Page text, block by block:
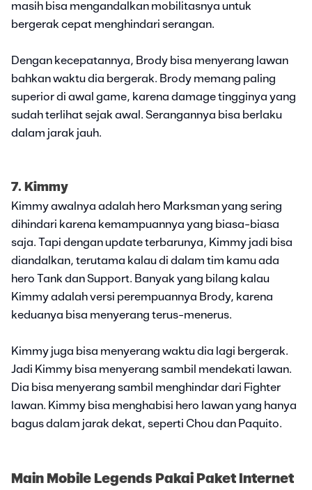
masih bisa mengandalkan mobilitasnya untuk
bergerak cepat menghindari serangan.
Dengan kecepatannya, Brody bisa menyerang lawan
bahkan waktu dia bergerak. Brody memang paling
superior di awal game, karena damage tingginya yang
sudah terlihat sejak awal. Serangannya bisa berlaku
dalam jarak jauh.
7. Kimmy
Kimmy awalnya adalah hero Marksman yang sering
dihindari karena kemampuannya yang biasa-biasa
saja. Tapi dengan update terbarunya, Kimmy jadi bisa
diandalkan, terutama kalau di dalam tim kamu ada
hero Tank dan Support. Banyak yang bilang kalau
Kimmy adalah versi perempuannya Brody, karena
keduanya bisa menyerang terus-menerus.
Kimmy juga bisa menyerang waktu dia lagi bergerak.
Jadi Kimmy bisa menyerang sambil mendekati lawan.
Dia bisa menyerang sambil menghindar dari Fighter
lawan. Kimmy bisa menghabisi hero lawan yang hanya
bagus dalam jarak dekat, seperti Chou dan Paquito.
Main Mobile Legends Pakai Paket Internet